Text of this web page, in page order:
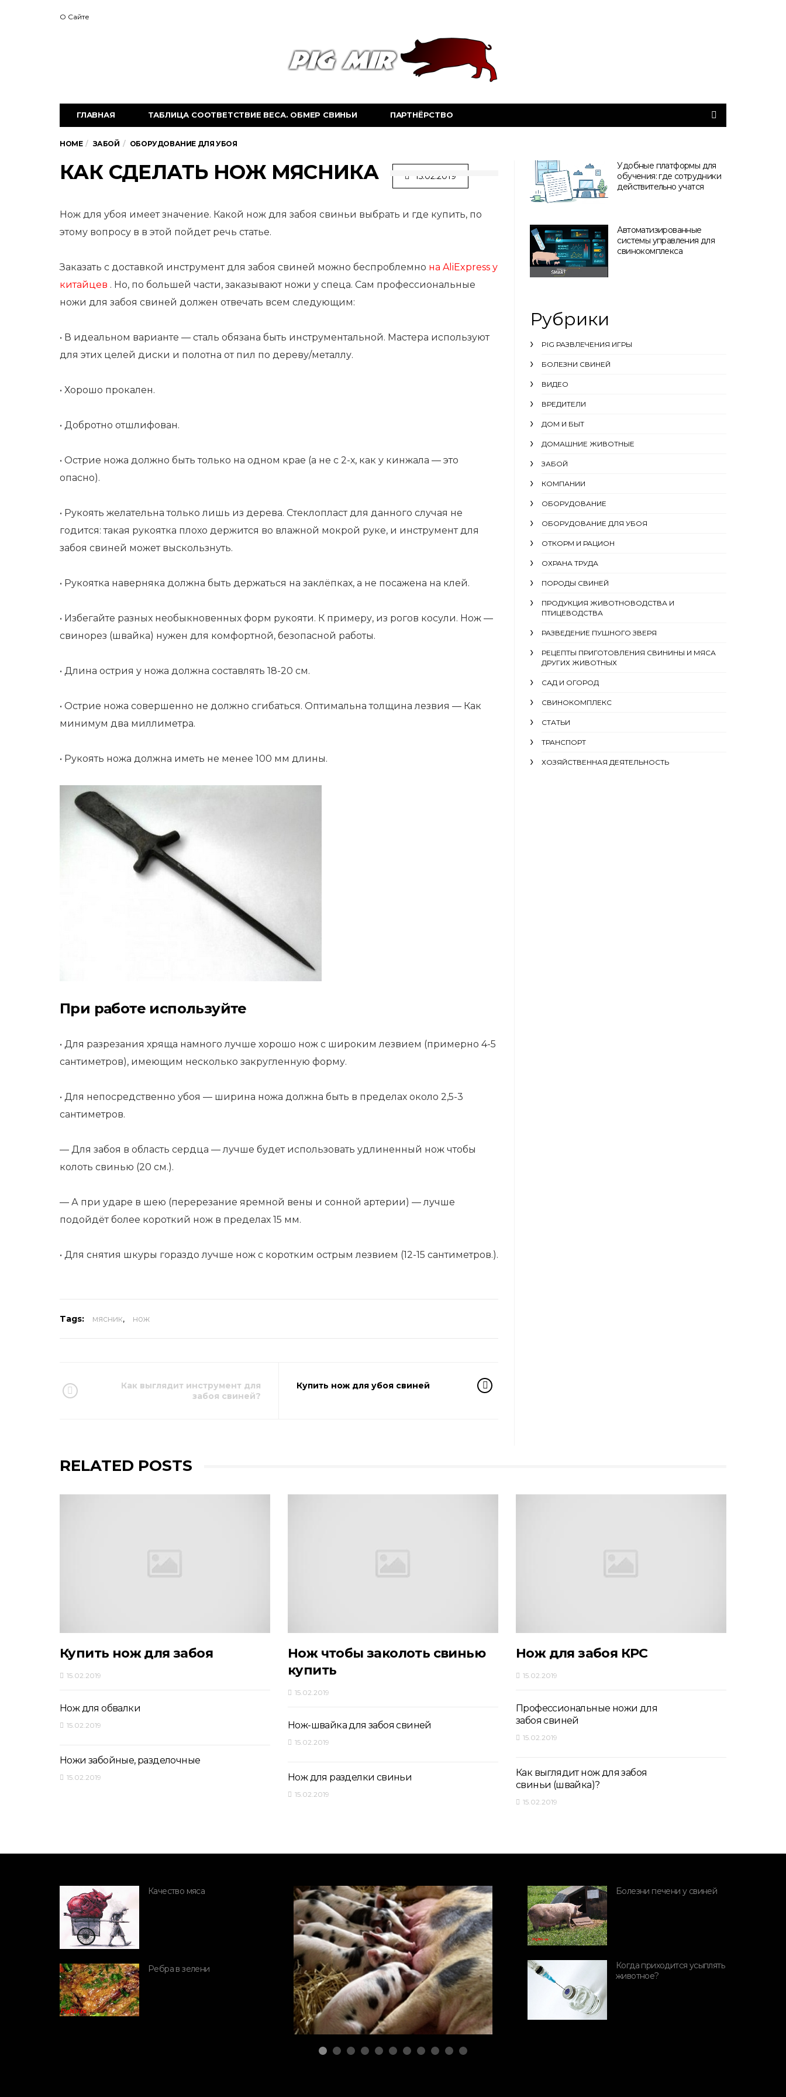
О Сайте
ГЛАВНАЯ ТАБЛИЦА СООТВЕТСТВИЕ ВЕСА. ОБМЕР СВИНЬИ ПАРТНЁРСТВО
HOME ЗАБОЙ ОБОРУДОВАНИЕ ДЛЯ УБОЯ
КАК СДЕЛАТЬ НОЖ МЯСНИКА 15.02.2019
Нож для убоя имеет значение. Какой нож для забоя свиньи выбрать и где купить, по
этому вопросу в в этой пойдет речь статье.
Заказать с доставкой инструмент для забоя свиней можно беспроблемно на AliExpress у
китайцев . Но, по большей части, заказывают ножи у спеца. Сам профессиональные
ножи для забоя свиней должен отвечать всем следующим:
• В идеальном варианте — сталь обязана быть инструментальной. Мастера используют
для этих целей диски и полотна от пил по дереву/металлу.
• Хорошо прокален.
• Добротно отшлифован.
• Острие ножа должно быть только на одном крае (а не с 2-х, как у кинжала — это
опасно).
• Рукоять желательна только лишь из дерева. Стеклопласт для данного случая не
годится: такая рукоятка плохо держится во влажной мокрой руке, и инструмент для
забоя свиней может выскользнуть.
• Рукоятка наверняка должна быть держаться на заклёпках, а не посажена на клей.
• Избегайте разных необыкновенных форм рукояти. К примеру, из рогов косули. Нож —
свинорез (швайка) нужен для комфортной, безопасной работы.
• Длина острия у ножа должна составлять 18-20 см.
• Острие ножа совершенно не должно сгибаться. Оптимальна толщина лезвия — Как
минимум два миллиметра.
• Рукоять ножа должна иметь не менее 100 мм длины.
При работе используйте
• Для разрезания хряща намного лучше хорошо нож с широким лезвием (примерно 4-5
сантиметров), имеющим несколько закругленную форму.
• Для непосредственно убоя — ширина ножа должна быть в пределах около 2,5-3
сантиметров.
— Для забоя в область сердца — лучше будет использовать удлиненный нож чтобы
колоть свинью (20 см.).
— А при ударе в шею (перерезание яремной вены и сонной артерии) — лучше
подойдёт более короткий нож в пределах 15 мм.
• Для снятия шкуры гораздо лучше нож с коротким острым лезвием (12-15 сантиметров.).
Tags: мясник, нож
Как выглядит инструмент для
забоя свиней?
Купить нож для убоя свиней
Удобные платформы для
обучения: где сотрудники
действительно учатся
Автоматизированные
системы управления для
свинокомплекса
Рубрики
PIG РАЗВЛЕЧЕНИЯ ИГРЫ
БОЛЕЗНИ СВИНЕЙ
ВИДЕО
ВРЕДИТЕЛИ
ДОМ И БЫТ
ДОМАШНИЕ ЖИВОТНЫЕ
ЗАБОЙ
КОМПАНИИ
ОБОРУДОВАНИЕ
ОБОРУДОВАНИЕ ДЛЯ УБОЯ
ОТКОРМ И РАЦИОН
ОХРАНА ТРУДА
ПОРОДЫ СВИНЕЙ
ПРОДУКЦИЯ ЖИВОТНОВОДСТВА И
ПТИЦЕВОДСТВА
РАЗВЕДЕНИЕ ПУШНОГО ЗВЕРЯ
РЕЦЕПТЫ ПРИГОТОВЛЕНИЯ СВИНИНЫ И МЯСА
ДРУГИХ ЖИВОТНЫХ
САД И ОГОРОД
СВИНОКОМПЛЕКС
СТАТЬИ
ТРАНСПОРТ
ХОЗЯЙСТВЕННАЯ ДЕЯТЕЛЬНОСТЬ
RELATED POSTS
Купить нож для забоя
15.02.2019
Нож для обвалки
15.02.2019
Ножи забойные, разделочные
15.02.2019
Нож чтобы заколоть свинью
купить
15.02.2019
Нож-швайка для забоя свиней
15.02.2019
Нож для разделки свиньи
15.02.2019
Нож для забоя КРС
15.02.2019
Профессиональные ножи для
забоя свиней
15.02.2019
Как выглядит нож для забоя
свиньи (швайка)?
15.02.2019
Качество мяса
Ребра в зелени
Ландрас
ПОРОДЫ СВИНЕЙ
Гибридизация при
скрещивании двух
пород
Селекционная
простота
Болезни печени у свиней
Когда приходится усыплять
животное?